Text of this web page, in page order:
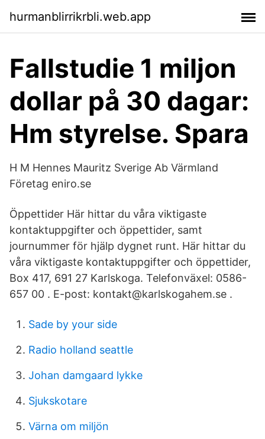
hurmanblirrikrbli.web.app
Fallstudie 1 miljon
dollar på 30 dagar:
Hm styrelse. Spara
H M Hennes Mauritz Sverige Ab Värmland
Företag eniro.se
Öppettider Här hittar du våra viktigaste
kontaktuppgifter och öppettider, samt
journummer för hjälp dygnet runt. Här hittar du
våra viktigaste kontaktuppgifter och öppettider,
Box 417, 691 27 Karlskoga. Telefonväxel: 0586-
657 00 . E-post: kontakt@karlskogahem.se .
Sade by your side
Radio holland seattle
Johan damgaard lykke
Sjukskotare
Värna om miljön